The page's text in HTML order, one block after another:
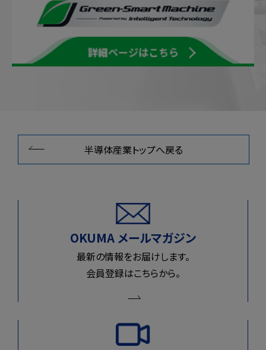
半導体産業トップへ戻る
OKUMA メールマガジン
最新の情報をお届けします。
会員登録はこちらから。